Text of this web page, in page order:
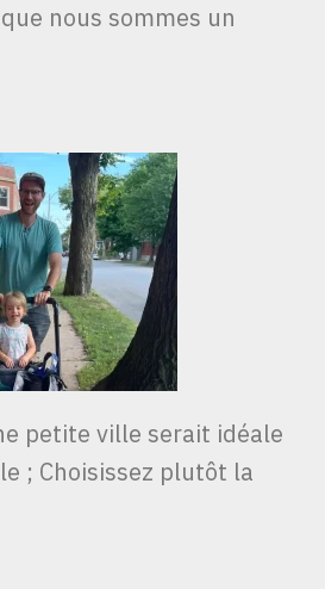
nous sommes un
petite ville serait idéale
; Choisissez plutôt la